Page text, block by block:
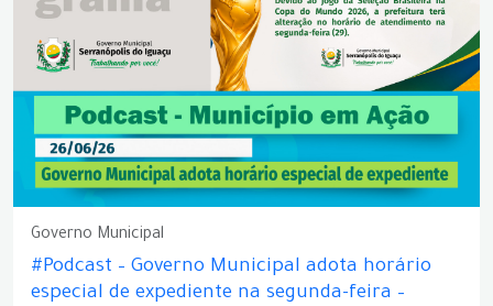
Governo Municipal
#Podcast – Governo Municipal adota horário
especial de expediente na segunda-feira –